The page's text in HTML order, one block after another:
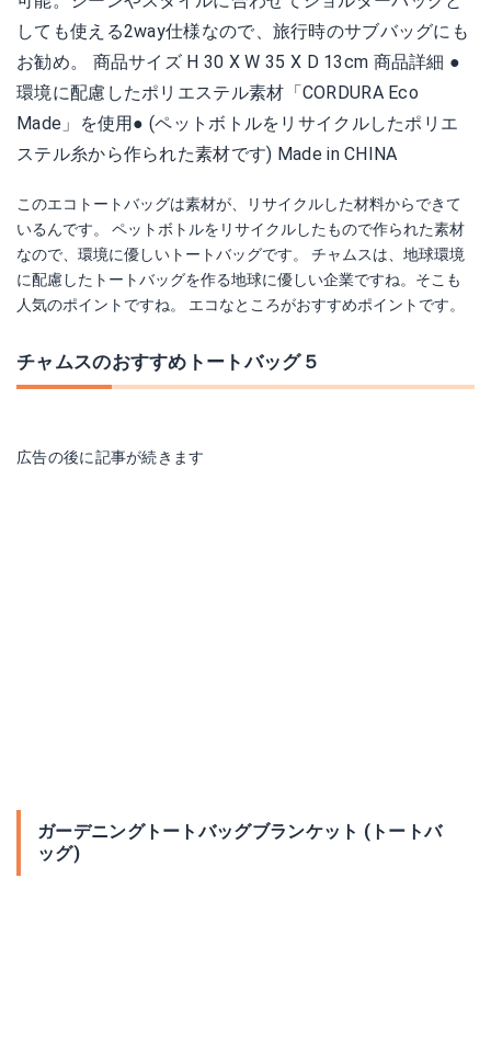
しても使える2way仕様なので、旅行時のサブバッグにも
お勧め。 商品サイズ H 30 X W 35 X D 13cm 商品詳細 ●
環境に配慮したポリエステル素材「CORDURA Eco
Made」を使用● (ペットボトルをリサイクルしたポリエ
ステル糸から作られた素材です) Made in CHINA
このエコトートバッグは素材が、リサイクルした材料からできて
いるんです。 ペットボトルをリサイクルしたもので作られた素材
なので、環境に優しいトートバッグです。 チャムスは、地球環境
に配慮したトートバッグを作る地球に優しい企業ですね。そこも
人気のポイントですね。 エコなところがおすすめポイントです。
チャムスのおすすめトートバッグ５
広告の後に記事が続きます
ガーデニングトートバッグブランケット (トートバ
ッグ)